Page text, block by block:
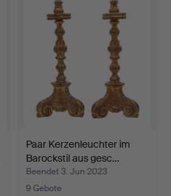
Paar Kerzenleuchter im
Barockstil aus gesc…
Beendet 3. Jun 2023
9 Gebote